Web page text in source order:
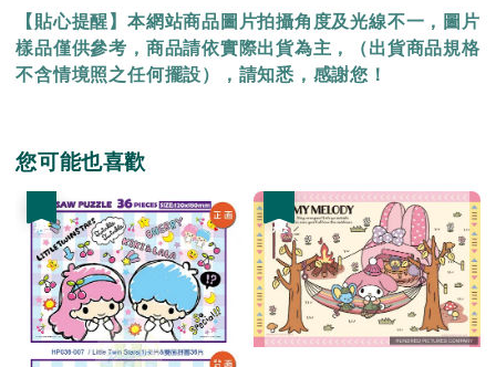
【貼心提醒】本網站商品圖片拍攝角度及光線不一，圖片
樣品僅供參考，商品請依實際出貨為主，（出貨商品規格
不含情境照之任何擺設），請知悉，感謝您！
您可能也喜歡